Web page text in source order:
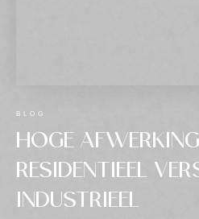
BLOG
HOGE
RESIDENTIEEL
INDUSTRIEEL